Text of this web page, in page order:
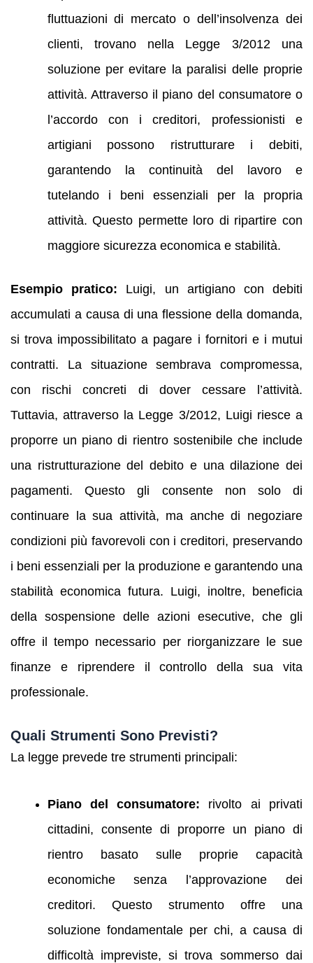
fluttuazioni di mercato o dell’insolvenza dei
clienti, trovano nella Legge 3/2012 una
soluzione per evitare la paralisi delle proprie
attività. Attraverso il piano del consumatore o
l’accordo con i creditori, professionisti e
artigiani possono ristrutturare i debiti,
garantendo la continuità del lavoro e
tutelando i beni essenziali per la propria
attività. Questo permette loro di ripartire con
maggiore sicurezza economica e stabilità.
Esempio pratico: Luigi, un artigiano con debiti
accumulati a causa di una flessione della domanda,
si trova impossibilitato a pagare i fornitori e i mutui
contratti. La situazione sembrava compromessa,
con rischi concreti di dover cessare l’attività.
Tuttavia, attraverso la Legge 3/2012, Luigi riesce a
proporre un piano di rientro sostenibile che include
una ristrutturazione del debito e una dilazione dei
pagamenti. Questo gli consente non solo di
continuare la sua attività, ma anche di negoziare
condizioni più favorevoli con i creditori, preservando
i beni essenziali per la produzione e garantendo una
stabilità economica futura. Luigi, inoltre, beneficia
della sospensione delle azioni esecutive, che gli
offre il tempo necessario per riorganizzare le sue
finanze e riprendere il controllo della sua vita
professionale.
Quali Strumenti Sono Previsti?
La legge prevede tre strumenti principali:
Piano del consumatore: rivolto ai privati
cittadini, consente di proporre un piano di
rientro basato sulle proprie capacità
economiche senza l’approvazione dei
creditori. Questo strumento offre una
soluzione fondamentale per chi, a causa di
difficoltà impreviste, si trova sommerso dai